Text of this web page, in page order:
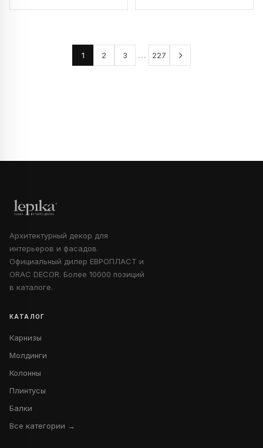
1 2 3 … 227
Архитектурный декор для
интерьеров и фасадов.
Официальный дилер ЕВРОПЛАСТ и
ORAC DECOR. Более 10000 позиций
в каталоге.
КАТАЛОГ
Карнизы
Молдинги
Колонны
Плинтусы
Балки
Все категории →